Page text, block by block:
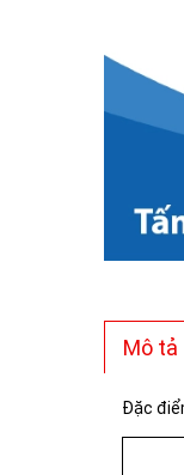
Mô tả
Đặc